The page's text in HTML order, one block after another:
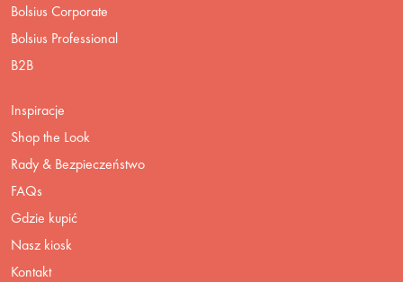
Bolsius Corporate
Bolsius Professional
B2B
Inspiracje
Shop the Look
Rady & Bezpieczeństwo
FAQs
Gdzie kupić
Nasz kiosk
Kontakt